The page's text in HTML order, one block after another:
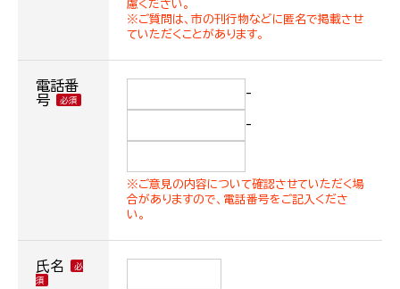
慮ください。
※ご質問は、市の刊行物などに匿名で掲載させ
ていただくことがあります。
電話番
号
-
-
※ご意見の内容について確認させていただく場
合がありますので、電話番号をご記入くださ
い。
氏名